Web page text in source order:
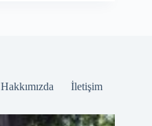
Hakkımızda İletişim